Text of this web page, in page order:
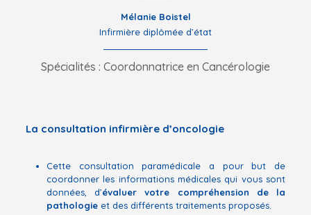
Mélanie Boistel
Infirmière diplômée d’état
Spécialités : Coordonnatrice en Cancérologie
La consultation infirmière d’oncologie
Cette consultation paramédicale a pour but de
coordonner les informations médicales qui vous sont
données, d’évaluer votre compréhension de la
pathologieet des différents traitements proposés.